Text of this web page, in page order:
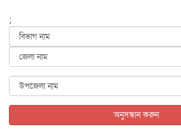
জুলাইয়ের কৃতিত্ব নেওয়ার জন্য সবাই
;
অনুসন্ধান করুন